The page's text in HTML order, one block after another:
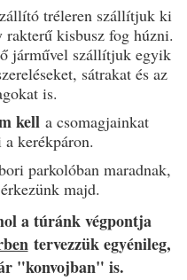
tréleren szállítjuk ki
kisbusz fog húzni.
járművel szállítjuk egyik
sátrakat és az
is.
kella csomagjainkat
kerékpáron.
parkolóban maradnak,
majd.
a túránk végpontja
tervezzük egyénileg,
"konvojban" is.